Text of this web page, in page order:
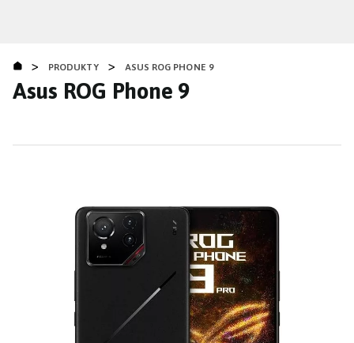
obsahu
> PRODUKTY > ASUS ROG PHONE 9
Asus ROG Phone 9